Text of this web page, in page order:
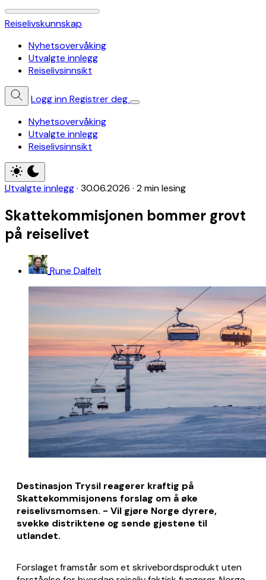
Reiselivskunnskap
Nyhetsovervåking
Utvalgte innlegg
Reiselivsinnsikt
Logg innRegistrer deg
Nyhetsovervåking
Utvalgte innlegg
Reiselivsinnsikt
Utvalgte innlegg· 30.06.2026 · 2 min lesing
Skattekommisjonen bommer grovt
på reiselivet
Rune Dalfelt
Destinasjon Trysil reagerer kraftig på
Skattekommisjonens forslag om å øke
reiselivsmomsen. - Vil gjøre Norge dyrere,
svekke distriktene og sende gjestene til
utlandet.
Forslaget framstår som et skrivebordsprodukt uten